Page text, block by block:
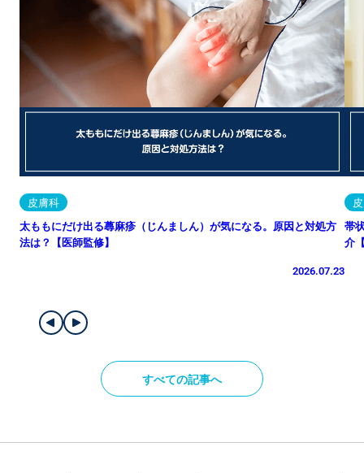
皮膚科
太ももにだけ出る蕁麻疹（じんましん）が気になる。原因と対処方
法は？【医師監修】
2026.07.23
帯
介
すべての記事へ